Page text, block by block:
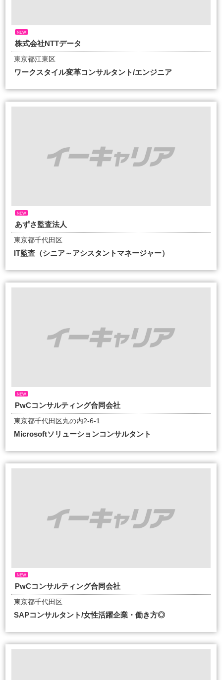
NEW
株式会社NTTデータ
東京都江東区
ワークスタイル変革コンサルタント/エンジニア
NEW
あずさ監査法人
東京都千代田区
IT監査（シニア～アシスタントマネージャー）
NEW
PwCコンサルティング合同会社
東京都千代田区丸の内2-6-1
Microsoftソリューションコンサルタント
NEW
PwCコンサルティング合同会社
東京都千代田区
SAPコンサルタント/女性活躍企業・働き方◎